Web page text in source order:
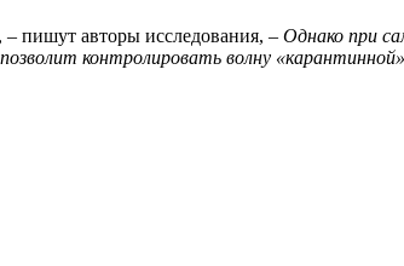
, – пишут авторы исследования, – Однако при
контролировать волну